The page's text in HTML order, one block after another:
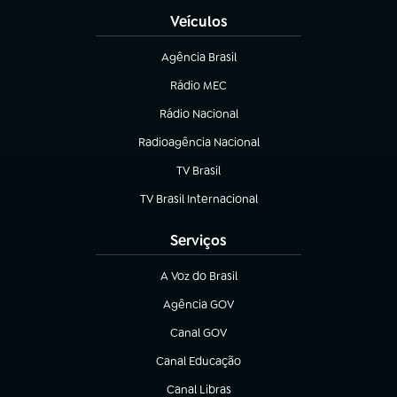
Veículos
Agência Brasil
(abre em nova aba)
Rádio MEC
Rádio Nacional
(abre em nova aba)
Radioagência Nacional
(abre em nova aba)
TV Brasil
(abre em nova aba)
TV Brasil Internacional
(abre em nova aba)
Serviços
A Voz do Brasil
(abre em nova aba)
Agência GOV
(abre em nova aba)
Canal GOV
(abre em nova aba)
Canal Educação
(abre em nova aba)
Canal Libras